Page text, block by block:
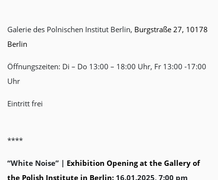
Galerie des Polnischen Institut Berlin, Burgstraße 27, 10178
Berlin
Öffnungszeiten: Di – Do 13:00 – 18:00 Uhr, Fr 13:00 -17:00
Uhr
Eintritt frei
****
“White Noise” | Exhibition Opening at the Gallery of
the Polish Institute in Berlin: 16.01.2025, 7:00 pm